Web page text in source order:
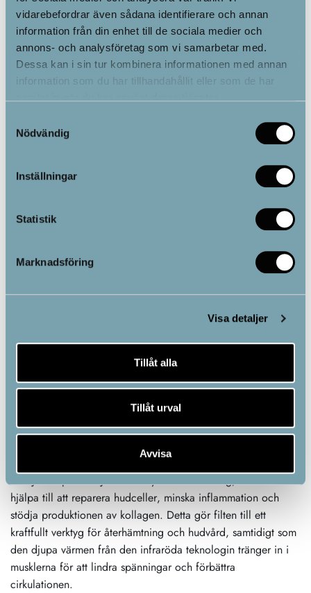
vidarebefordrar även sådana identifierare och annan
information från din enhet till de sociala medier och
annons- och analysföretag som vi samarbetar med.
Dessa kan i sin tur kombinera informationen med annan
information som du har tillhandahållit eller som de har
Nödvändig
Inställningar
Statistik
Marknadsföring
Visa detaljer
Tillåt alla
Tillåt urval
Avvisa
Varför välja infraröd bastufilt istället för
En infraröd bastufilt och en vanlig bastu fungerar på olika sätt
I en vanlig bastu värms luften runt dig, vilket höjer
kroppstemperaturen genom att skapa en varm omgivning.
kroppen direkt inifrån, vilket innebär att värmen tränger
djupare in i vävnader och muskler utan att
omgivningstemperaturen blir lika hög som i en vanlig bastu.
RLT infraröd bastufilt
Chakra RLT infraröd bastufilt har flera unika fördelar genom
att kombinera infraröd värme med rödljusterapi (RLT).
Rödljusterapin främjar cellförnyelse och läkning, vilket kan
hjälpa till att reparera hudceller, minska inflammation och
stödja produktionen av kollagen. Detta gör filten till ett
kraftfullt verktyg för återhämtning och hudvård, samtidigt som
den djupa värmen från den infraröda teknologin tränger in i
musklerna för att lindra spänningar och förbättra
cirkulationen.